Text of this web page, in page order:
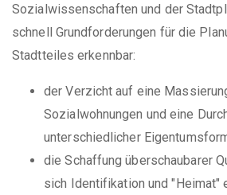
Sozialwissenschaften und der
schnell Grundforderungen für die
Stadtteiles erkennbar:
der Verzicht auf eine
Sozialwohnungen und eine
unterschiedlicher
die Schaffung überschaubarer
sich Identifikation und "Heimat"